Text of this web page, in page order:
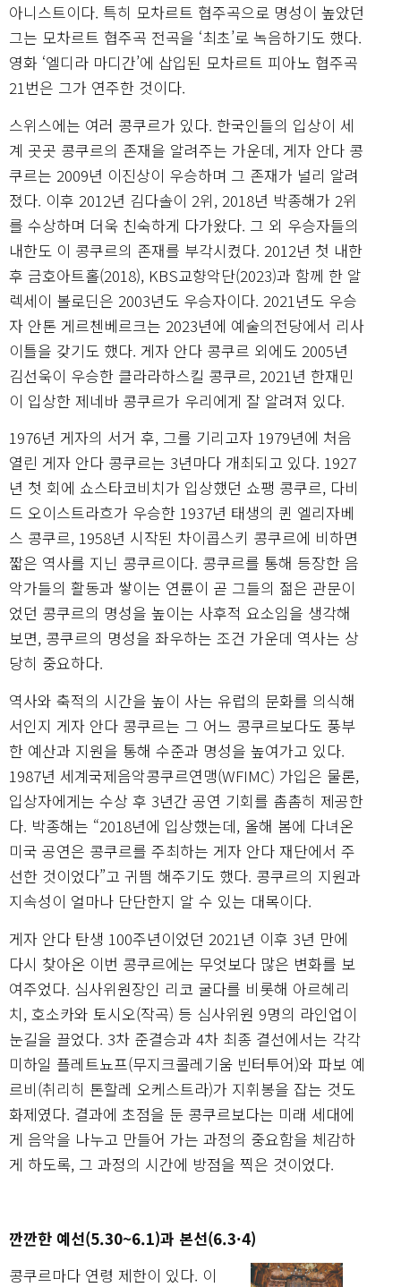
아니스트이다. 특히 모차르트 협주곡으로 명성이 높았던
그는 모차르트 협주곡 전곡을 ‘최초’로 녹음하기도 했다.
영화 ‘엘디라 마디간’에 삽입된 모차르트 피아노 협주곡
21번은 그가 연주한 것이다.
스위스에는 여러 콩쿠르가 있다. 한국인들의 입상이 세
계 곳곳 콩쿠르의 존재을 알려주는 가운데, 게자 안다 콩
쿠르는 2009년 이진상이 우승하며 그 존재가 널리 알려
졌다. 이후 2012년 김다솔이 2위, 2018년 박종해가 2위
를 수상하며 더욱 친숙하게 다가왔다. 그 외 우승자들의
내한도 이 콩쿠르의 존재를 부각시켰다. 2012년 첫 내한
후 금호아트홀(2018), KBS교향악단(2023)과 함께 한 알
렉세이 볼로딘은 2003년도 우승자이다. 2021년도 우승
자 안톤 게르첸베르크는 2023년에 예술의전당에서 리사
이틀을 갖기도 했다. 게자 안다 콩쿠르 외에도 2005년
김선욱이 우승한 클라라하스킬 콩쿠르, 2021년 한재민
이 입상한 제네바 콩쿠르가 우리에게 잘 알려져 있다.
1976년 게자의 서거 후, 그를 기리고자 1979년에 처음
열린 게자 안다 콩쿠르는 3년마다 개최되고 있다. 1927
년 첫 회에 쇼스타코비치가 입상했던 쇼팽 콩쿠르, 다비
드 오이스트라흐가 우승한 1937년 태생의 퀸 엘리자베
스 콩쿠르, 1958년 시작된 차이콥스키 콩쿠르에 비하면
짧은 역사를 지닌 콩쿠르이다. 콩쿠르를 통해 등장한 음
악가들의 활동과 쌓이는 연륜이 곧 그들의 젊은 관문이
었던 콩쿠르의 명성을 높이는 사후적 요소임을 생각해
보면, 콩쿠르의 명성을 좌우하는 조건 가운데 역사는 상
당히 중요하다.
역사와 축적의 시간을 높이 사는 유럽의 문화를 의식해
서인지 게자 안다 콩쿠르는 그 어느 콩쿠르보다도 풍부
한 예산과 지원을 통해 수준과 명성을 높여가고 있다.
1987년 세계국제음악콩쿠르연맹(WFIMC) 가입은 물론,
입상자에게는 수상 후 3년간 공연 기회를 촘촘히 제공한
다. 박종해는 “2018년에 입상했는데, 올해 봄에 다녀온
미국 공연은 콩쿠르를 주최하는 게자 안다 재단에서 주
선한 것이었다”고 귀띔 해주기도 했다. 콩쿠르의 지원과
지속성이 얼마나 단단한지 알 수 있는 대목이다.
게자 안다 탄생 100주년이었던 2021년 이후 3년 만에
다시 찾아온 이번 콩쿠르에는 무엇보다 많은 변화를 보
여주었다. 심사위원장인 리코 굴다를 비롯해 아르헤리
치, 호소카와 토시오(작곡) 등 심사위원 9명의 라인업이
눈길을 끌었다. 3차 준결승과 4차 최종 결선에서는 각각
미하일 플레트뇨프(무지크콜레기움 빈터투어)와 파보 예
르비(취리히 톤할레 오케스트라)가 지휘봉을 잡는 것도
화제였다. 결과에 초점을 둔 콩쿠르보다는 미래 세대에
게 음악을 나누고 만들어 가는 과정의 중요함을 체감하
게 하도록, 그 과정의 시간에 방점을 찍은 것이었다.
깐깐한 예선(5.30~6.1)과 본선(6.3·4)
콩쿠르마다 연령 제한이 있다. 이